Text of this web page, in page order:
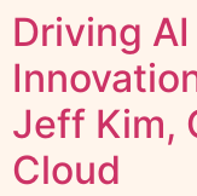
Driving
Jeff Kim,
Cloud